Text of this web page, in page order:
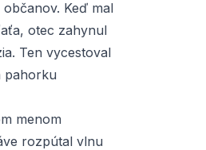
Keď mal
otec zahynul
Ten vycestoval
pahorku
menom
rozpútal vlnu